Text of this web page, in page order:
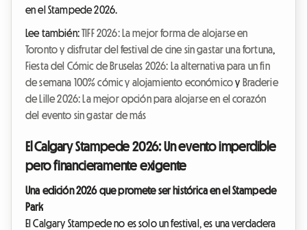
en el Stampede 2026.
Lee también:TIFF 2026: La mejor forma de alojarse en
Toronto y disfrutar del festival de cine sin gastar una fortuna,
Fiesta del Cómic de Bruselas 2026: La alternativa para un fin
de semana 100% cómic y alojamiento económicoy Braderie
de Lille 2026: La mejor opción para alojarse en el corazón
del evento sin gastar de más
El Calgary Stampede 2026: Un evento imperdible
pero financieramente exigente
Una edición 2026 que promete ser histórica en el Stampede
Park
El Calgary Stampede no es solo un festival, es una verdadera